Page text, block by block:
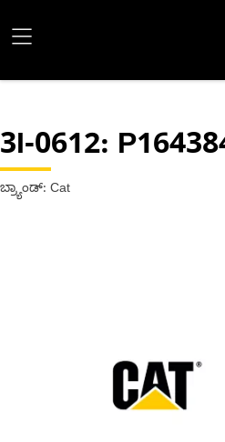
3I-0612:
ಬ್ರ್ಯಾಂಡ್: Cat